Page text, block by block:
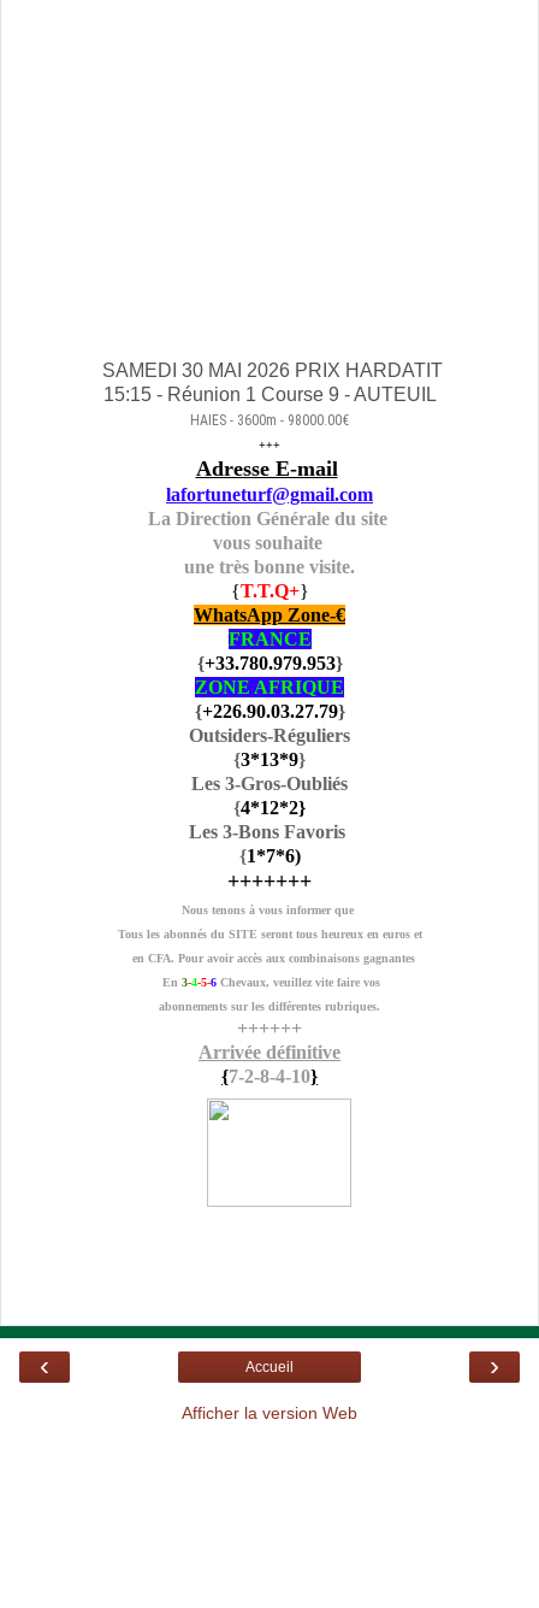
SAMEDI 30 MAI 2026 PRIX HARDATIT
15:15 - Réunion 1 Course 9 - AUTEUIL
HAIES - 3600m - 98000.00€
+++
Adresse E-mail
lafortuneturf@gmail.com
La Direction Générale du site
vous souhaite
une très bonne visite.
{T.T.Q+}
WhatsApp Zone-€
FRANCE
{+33.780.979.953}
ZONE AFRIQUE
{+226.90.03.27.79}
Outsiders-Réguliers
{3*13*9}
Les 3-Gros-Oubliés
{4*12*2}
Les 3-Bons Favoris
{1*7*6)
+++++++
Nous tenons à vous informer que
Tous les abonnés du SITE seront tous heureux en euros et
en CFA. Pour avoir accès aux combinaisons gagnantes
En 3-4-5-6 Chevaux, veuillez vite faire vos
abonnements sur les différentes rubriques.
++++++
Arrivée définitive
{7-2-8-4-10}
‹ ›
Accueil
Afficher la version Web